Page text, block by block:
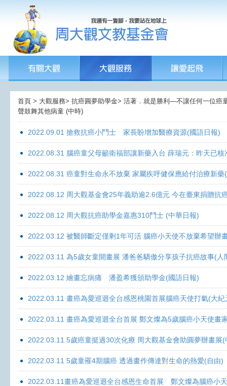
首頁 > 大觀服務> 抗癌圓夢助學金> 活著．就是勝利—不讓任何一位癌
聲鼓舞其他病童 (中時)
2022.09.01 搶救抗癌小鬥士 家長盼增加醫療資源(國語日報)
2022.08.31 腦癌童父母籲衛福部讓新藥入台 薛瑞元：昨天已
2022.08.31 癌童對生命永不放棄 家屬疾呼健保應給付治療新藥
2022.08.12 周大觀基金會25年義助逾2.6億元 今在臺東捐贈抗
2022.08.12 周大觀抗癌助學金嘉惠310鬥士 (中華日報)
2022.03.12 被醫師斷定僅剩1年可活 腦癌小天使不放棄希望辦
2022.03.11 為5歲女童開畫展 潘爸爸驕傲分享孩子抗癌故事(人
2022.03.12 繪畫忘病痛 潘盈希獲頒助學金(國語日報)
2022.03.11 畫癌為愛巡迴全台感恩桃園首展腦癌天使打氣(大紀
2022.03.11 畫癌為愛巡迴全台首展 鄭文燦為5歲腦癌小天使畫
2022.03.11 5歲癌童挺過30次化療 周大觀基金會助圓夢辦畫展
2022.03.11 5歲童罹4期腦癌 透過畫作傳達對生命的熱愛(自由)
2022.03.11畫癌為愛巡迴全台感恩生命首展 鄭文燦為腦癌小